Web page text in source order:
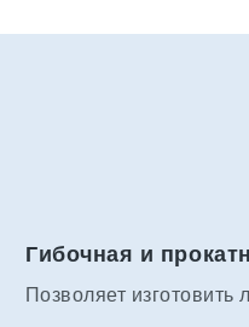
Гибочная и
Позволяет изготовить